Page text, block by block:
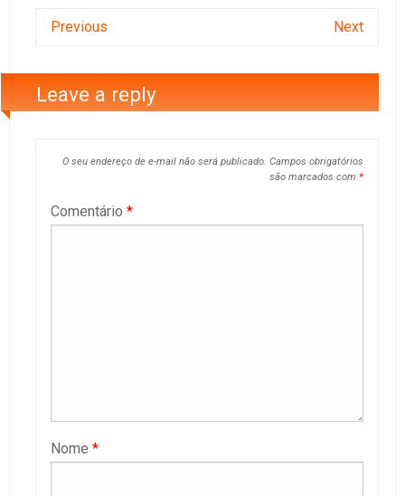
Previous Next
Leave a reply
O seu endereço de e-mail não será publicado. Campos obrigatórios
são marcados com *
Comentário *
Nome *